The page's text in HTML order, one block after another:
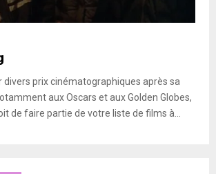
divers prix cinématographiques après sa
aux Oscars et aux Golden Globes,
de faire partie de votre liste de films à...